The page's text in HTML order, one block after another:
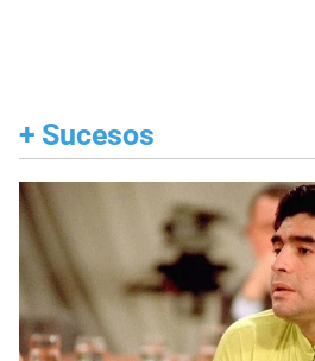
+ Sucesos